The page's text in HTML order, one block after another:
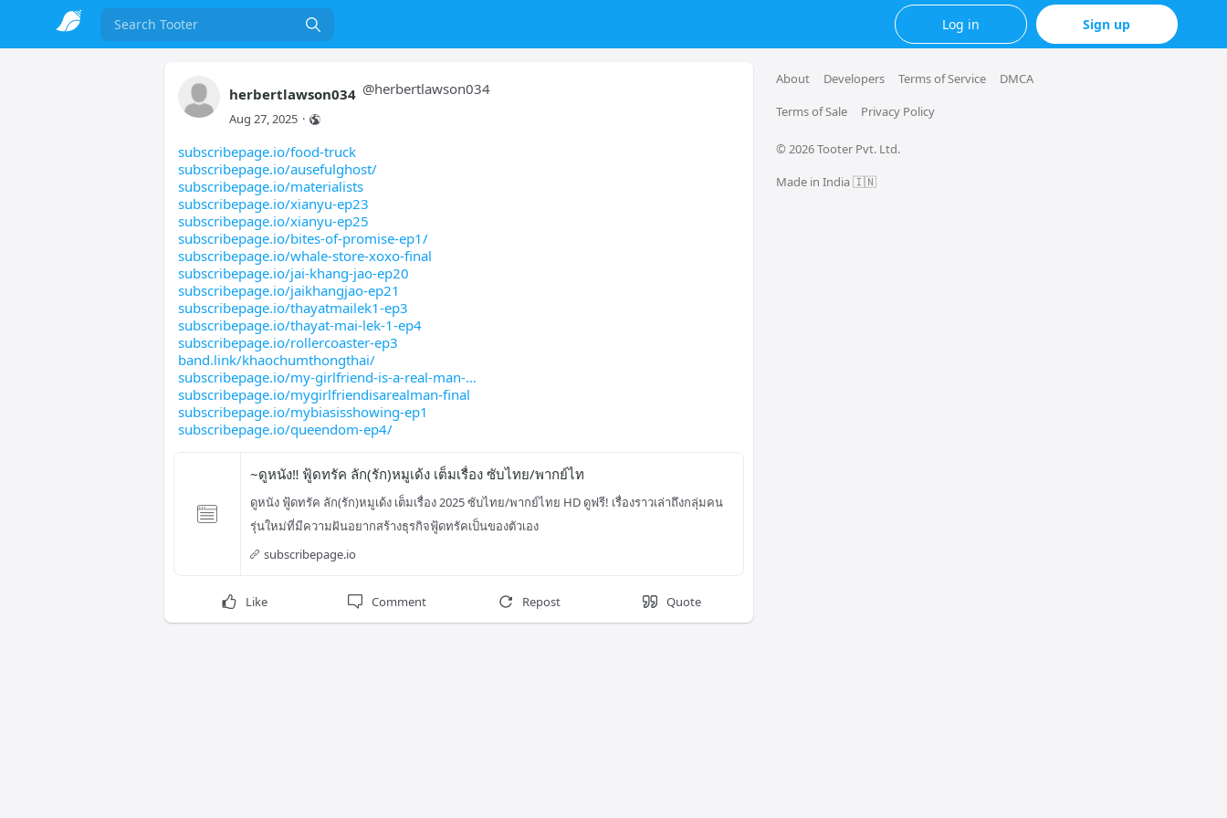
Search Log in Sign up
herbertlawson034 @herbertlawson034
Aug 27, 2025 ·
subscribepage.io/food-truck
subscribepage.io/ausefulghost/
subscribepage.io/materialists
subscribepage.io/xianyu-ep23
subscribepage.io/xianyu-ep25
subscribepage.io/bites-of-promise-ep1/
subscribepage.io/whale-store-xoxo-final
subscribepage.io/jai-khang-jao-ep20
subscribepage.io/jaikhangjao-ep21
subscribepage.io/thayatmailek1-ep3
subscribepage.io/thayat-mai-lek-1-ep4
subscribepage.io/rollercoaster-ep3
band.link/khaochumthongthai/
subscribepage.io/my-girlfriend-is-a-real-man-
subscribepage.io/mygirlfriendisarealman-final
subscribepage.io/mybiasisshowing-ep1
subscribepage.io/queendom-ep4/
~ดูหนัง‼️ ฟู้ดทรัค ลัก(รัก)หมูเด้ง เต็มเรื่อง ซับไทย/พากย์ไท
ดูหนัง ฟู้ดทรัค ลัก(รัก)หมูเด้ง เต็มเรื่อง 2025 ซับไทย/พากย์ไทย HD ดูฟรี! เรื่องราวเล่าถึงกลุ่มคน
รุ่นใหม่ที่มีความฝันอยากสร้างธุรกิจฟู้ดทรัคเป็นของตัวเอง
subscribepage.io
Like Comment Repost Quote
About Developers Terms of Service
DMCA
Terms of Sale
Privacy Policy
© 2026 Tooter Pvt. Ltd.
Made in India 🇮🇳